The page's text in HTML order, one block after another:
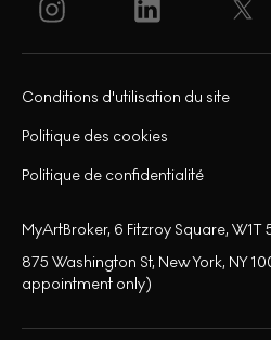
Politique de confidentialité
Politique des cookies
Conditions d'utilisation du site
MyArtBroker, 6 Fitzroy Square,
875 Washington St, New York, NY
appointment only)